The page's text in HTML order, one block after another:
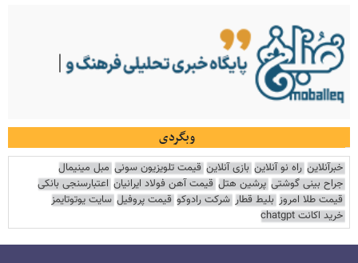
وبگردی
خبرآنلاین راه نو آنلاین بازی آنلاین قیمت تلویزیون سونی مبل مینیمال
جراح بینی گوشتی پرشین هتل قیمت آهن فولاد ایرانیان اعتبارسنجی بانکی
قیمت طلا امروز بلیط قطار شرکت رادوکو قیمت پروفیل سایت یوتوتایمز
خرید اکانت chatgpt